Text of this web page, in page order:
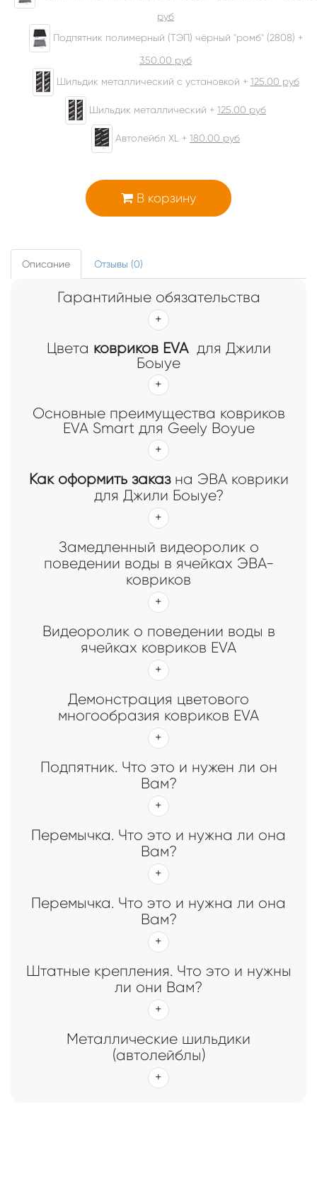
руб
Подпятник полимерный (ТЭП) чёрный "ромб" (2808) +
350.00 руб
Шильдик металлический с установкой + 125.00 руб
Шильдик металлический + 125.00 руб
Автолейбл XL + 180.00 руб
В корзину
Описание Отзывы (0)
Гарантийные обязательства
Цвета ковриков EVAдля Джили
Боыуе
Основные преимущества ковриков
EVA Smart для Geely Boyue
Как оформить заказна ЭВА коврики
для Джили Боыуе?
Замедленный видеоролик о
поведении воды в ячейках ЭВА-
ковриков
Видеоролик о поведении воды в
ячейках ковриков EVA
Демонстрация цветового
многообразия ковриков EVA
Подпятник. Что это и нужен ли он
Вам?
Перемычка. Что это и нужна ли она
Вам?
Перемычка. Что это и нужна ли она
Вам?
Штатные крепления. Что это и нужны
ли они Вам?
Металлические шильдики
(автолейблы)